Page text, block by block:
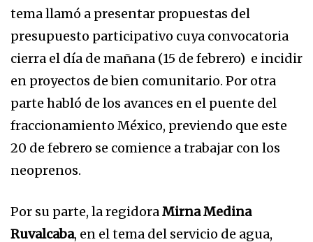
tema llamó a presentar propuestas del
presupuesto participativo cuya convocatoria
cierra el día de mañana (15 de febrero) e incidir
en proyectos de bien comunitario. Por otra
parte habló de los avances en el puente del
fraccionamiento México, previendo que este
20 de febrero se comience a trabajar con los
neoprenos.
Por su parte, la regidoraMirna Medina
Ruvalcaba, en el tema del servicio de agua,